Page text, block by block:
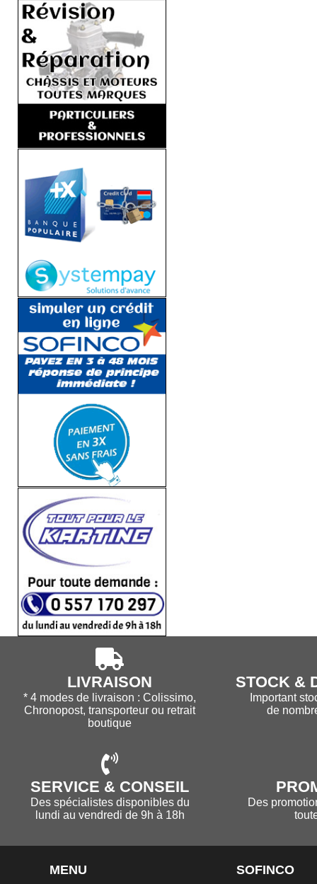
LIVRAISON
* 4 modes de livraison : Colissimo,
Chronopost, transporteur ou retrait
boutique
STOCK &
Important
de
SERVICE & CONSEIL
Des spécialistes disponibles du
lundi au vendredi de 9h à 18h
Des
MENU SOFINCO